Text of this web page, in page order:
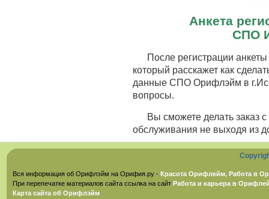
Анкета
СПО
После регистрации
который расскажет как
данные СПО Орифлэйм в
вопросы.
Вы сможете делать заказ
обслуживания не выходя из
Вся информация об Орифлэйм на Орифия.ру - Красота Орифлейм, Работа в
При перепечатке материалов сайта ссылка на сайт Работа и карьера в
Карта сайта об Орифлэйм